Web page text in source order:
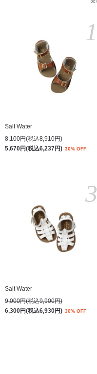
Salt Water
8,100円(税込8,910円)
5,670円(税込6,237円) 30% OFF
1
Salt Water
9,000円(税込9,900円)
6,300円(税込6,930円) 30% OFF
3